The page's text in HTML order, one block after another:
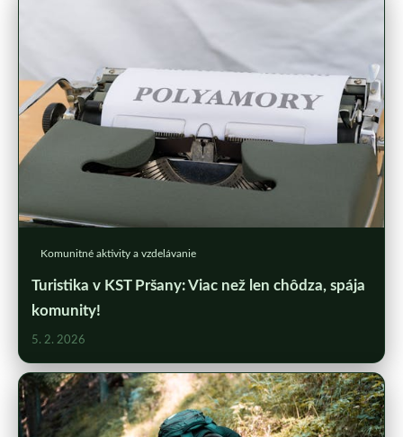
Komunitné aktivity a vzdelávanie
Turistika v KST Pršany: Viac než len chôdza, spája
komunity!
5. 2. 2026